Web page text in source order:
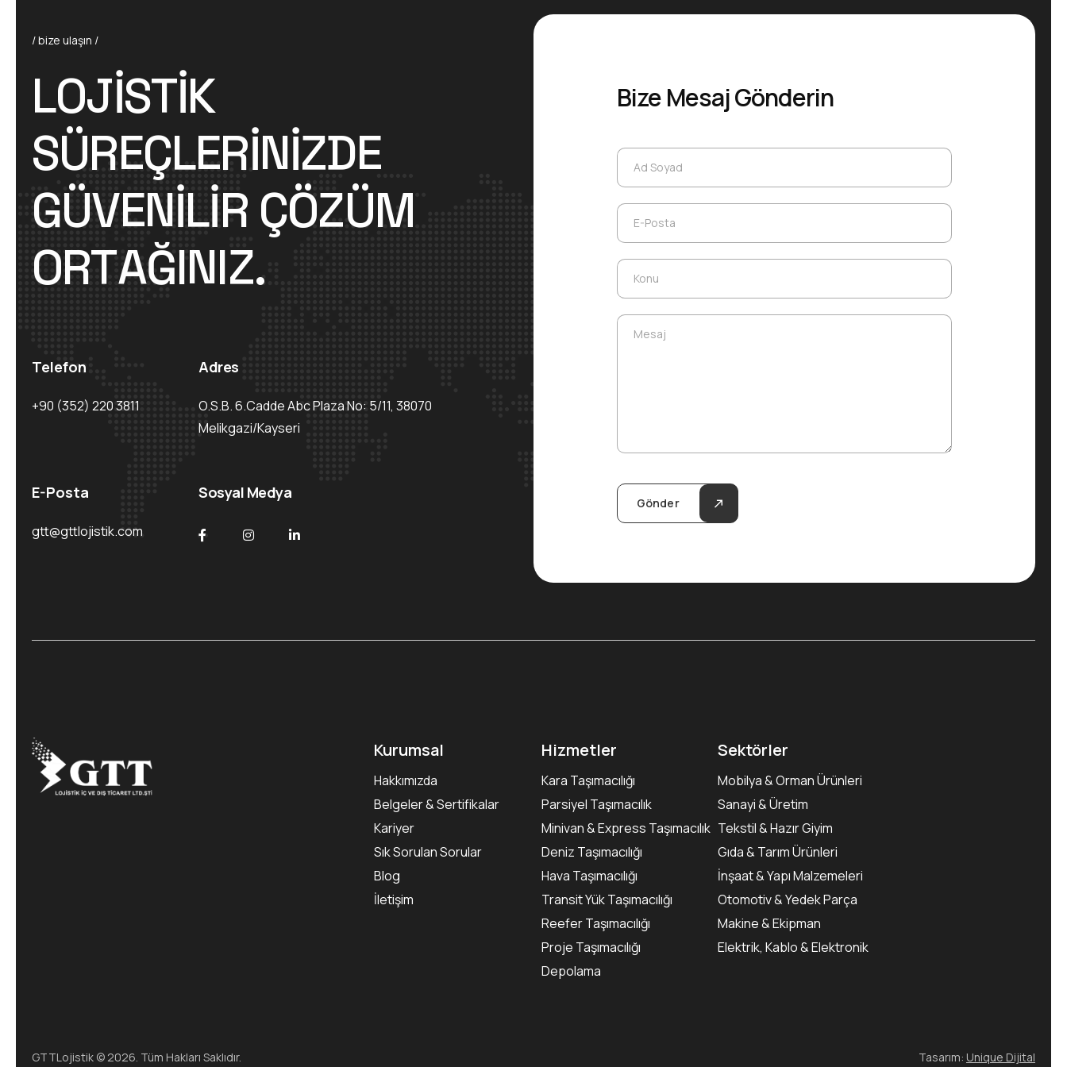
/ bize ulaşın /
LOJISTIK
SÜREÇLERINIZDE
GÜVENILIR ÇÖZÜM
ORTAĞINIZ.
Telefon
+90 (352) 220 3811
Adres
O.S.B. 6.Cadde Abc Plaza No: 5/11, 38070
Melikgazi/Kayseri
E-Posta
gtt@gttlojistik.com
Sosyal Medya
Bize Mesaj Gönderin
Ad Soyad
E-Posta
Konu
Mesaj
Gönder
Kurumsal
Hakkımızda
Belgeler & Sertifikalar
Kariyer
Sık Sorulan Sorular
Blog
İletişim
Hizmetler
Kara Taşımacılığı
Parsiyel Taşımacılık
Minivan & Express Taşımacılık
Deniz Taşımacılığı
Hava Taşımacılığı
Transit Yük Taşımacılığı
Reefer Taşımacılığı
Proje Taşımacılığı
Depolama
Sektörler
Mobilya & Orman Ürünleri
Sanayi & Üretim
Tekstil & Hazır Giyim
Gıda & Tarım Ürünleri
İnşaat & Yapı Malzemeleri
Otomotiv & Yedek Parça
Makine & Ekipman
Elektrik, Kablo & Elektronik
GTTLojistik © 2026. Tüm Hakları Saklıdır. Tasarım: Unique Dijital